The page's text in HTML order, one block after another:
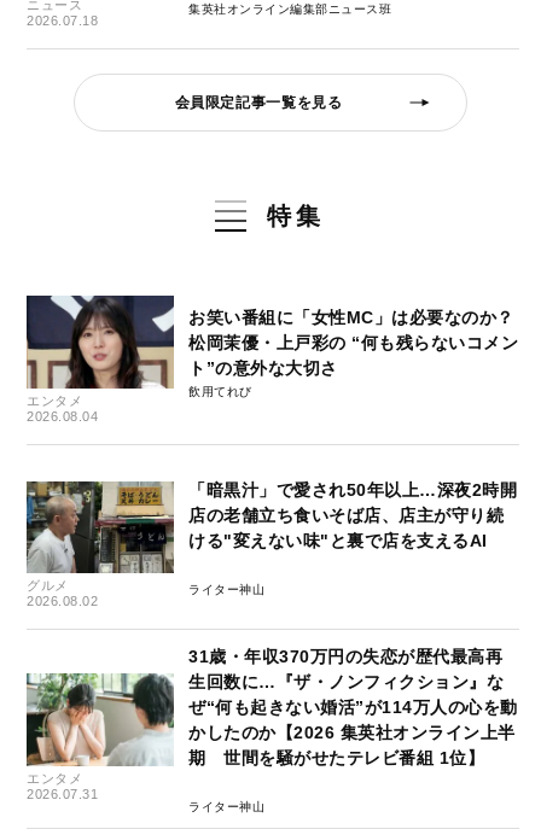
ニュース
2026.07.18
集英社オンライン編集部ニュース班
会員限定記事一覧を見る
特集
エンタメ
2026.08.04
お笑い番組に「女性MC」は必要なのか？
松岡茉優・上戸彩の “何も残らないコメン
ト”の意外な大切さ
飲用てれび
グルメ
2026.08.02
「暗黒汁」で愛され50年以上…深夜2時開
店の老舗立ち食いそば店、店主が守り続
ける"変えない味"と裏で店を支えるAI
ライター神山
エンタメ
2026.07.31
31歳・年収370万円の失恋が歴代最高再
生回数に…『ザ・ノンフィクション』な
ぜ“何も起きない婚活”が114万人の心を動
かしたのか【2026 集英社オンライン上半
期 世間を騒がせたテレビ番組 1位】
ライター神山